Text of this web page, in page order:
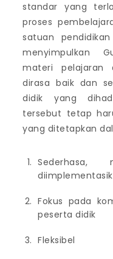
standar yang
proses
satuan
menyimpulkan
materi pelajaran
dirasa baik dan
didik yang
tersebut tetap
yang ditetapkan
Fokus pada
peserta didik
Fleksibel